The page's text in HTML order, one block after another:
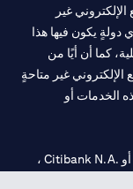
غير
يكون فيها هذا
كما أن أيًا من
الإلكتروني غير متاحةٍ
الخدمات أو
سيتي بنك هي علامة خدمة لشركة Citigroup Inc. أو .Citibank N.A ،